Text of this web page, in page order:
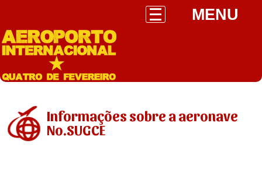
MENU
Informações sobre a aeronave
No.SUGCE